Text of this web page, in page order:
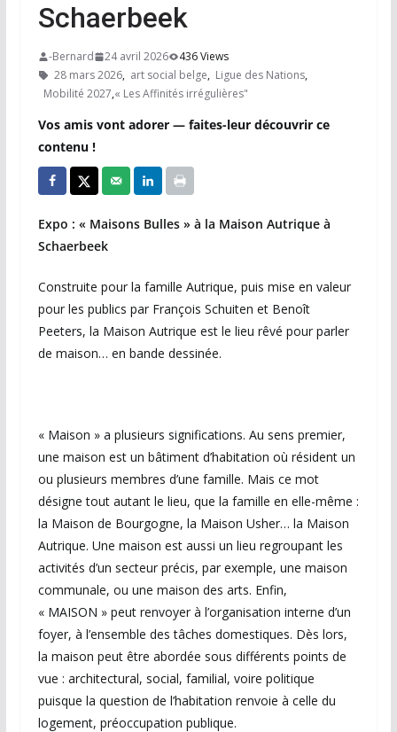
Schaerbeek
-Bernard 24 avril 2026
436 Views
28 mars 2026,art social belge,Ligue des Nations,
Mobilité 2027,« Les Affinités irrégulières"
Vos amis vont adorer — faites-leur découvrir ce
contenu !
Expo : « Maisons Bulles » à la Maison Autrique à
Schaerbeek
Construite pour la famille Autrique, puis mise en valeur
pour les publics par François Schuiten et Benoît
Peeters, la Maison Autrique est le lieu rêvé pour parler
de maison… en bande dessinée.
« Maison » a plusieurs significations. Au sens premier,
une maison est un bâtiment d’habitation où résident un
ou plusieurs membres d’une famille. Mais ce mot
désigne tout autant le lieu, que la famille en elle-même :
la Maison de Bourgogne, la Maison Usher… la Maison
Autrique. Une maison est aussi un lieu regroupant les
activités d’un secteur précis, par exemple, une maison
communale, ou une maison des arts. Enfin,
« MAISON » peut renvoyer à l’organisation interne d’un
foyer, à l’ensemble des tâches domestiques. Dès lors,
la maison peut être abordée sous différents points de
vue : architectural, social, familial, voire politique
puisque la question de l’habitation renvoie à celle du
logement, préoccupation publique.